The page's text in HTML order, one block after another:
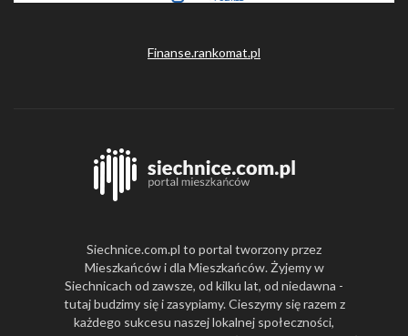
Finanse.rankomat.pl
Siechnice.com.pl to portal tworzony przez
Mieszkańców i dla Mieszkańców. Żyjemy w
Siechnicach od zawsze, od kilku lat, od niedawna -
tutaj budzimy się i zasypiamy. Cieszymy się razem z
każdego sukcesu naszej lokalnej społeczności,